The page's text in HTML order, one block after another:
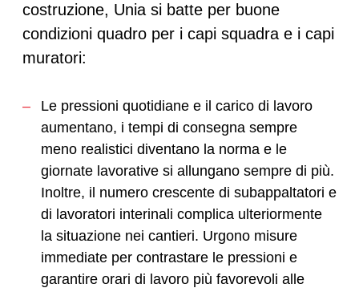
costruzione, Unia si batte per buone
condizioni quadro per i capi squadra e i capi
muratori:
Le pressioni quotidiane e il carico di lavoro
aumentano, i tempi di consegna sempre
meno realistici diventano la norma e le
giornate lavorative si allungano sempre di più.
Inoltre, il numero crescente di subappaltatori e
di lavoratori interinali complica ulteriormente
la situazione nei cantieri. Urgono misure
immediate per contrastare le pressioni e
garantire orari di lavoro più favorevoli alle